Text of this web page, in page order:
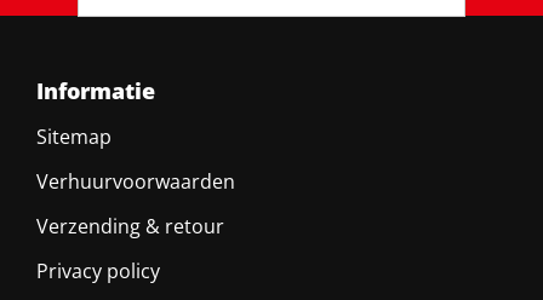
Informatie
Sitemap
Verhuurvoorwaarden
Verzending & retour
Privacy policy